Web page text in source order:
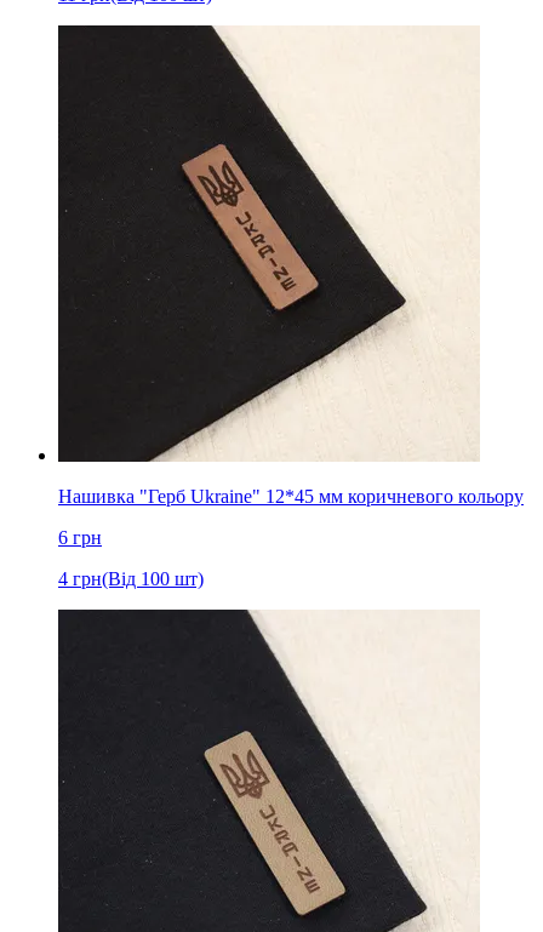
Нашивка "Герб Ukraine" 12*45 мм коричневого кольору
6 грн
4 грн(Від 100 шт)